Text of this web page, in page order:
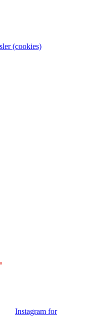
(cookies)
Instagram for